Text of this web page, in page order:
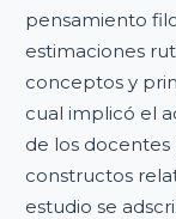
pensamiento
estimaciones
conceptos y
cual implicó el
de los docentes
constructos
estudio se